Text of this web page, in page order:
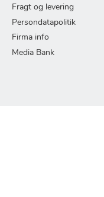
Fragt og levering
Persondatapolitik
Firma info
Media Bank